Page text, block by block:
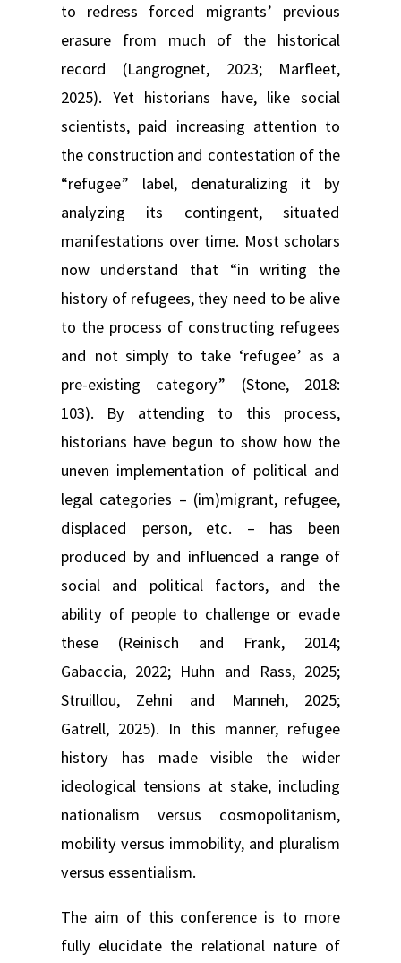
to redress forced migrants’ previous
erasure from much of the historical
record (Langrognet, 2023; Marfleet,
2025). Yet historians have, like social
scientists, paid increasing attention to
the construction and contestation of the
“refugee” label, denaturalizing it by
analyzing its contingent, situated
manifestations over time. Most scholars
now understand that “in writing the
history of refugees, they need to be alive
to the process of constructing refugees
and not simply to take ‘refugee’ as a
pre-existing category” (Stone, 2018:
103). By attending to this process,
historians have begun to show how the
uneven implementation of political and
legal categories – (im)migrant, refugee,
displaced person, etc. – has been
produced by and influenced a range of
social and political factors, and the
ability of people to challenge or evade
these (Reinisch and Frank, 2014;
Gabaccia, 2022; Huhn and Rass, 2025;
Struillou, Zehni and Manneh, 2025;
Gatrell, 2025). In this manner, refugee
history has made visible the wider
ideological tensions at stake, including
nationalism versus cosmopolitanism,
mobility versus immobility, and pluralism
versus essentialism.
The aim of this conference is to more
fully elucidate the relational nature of